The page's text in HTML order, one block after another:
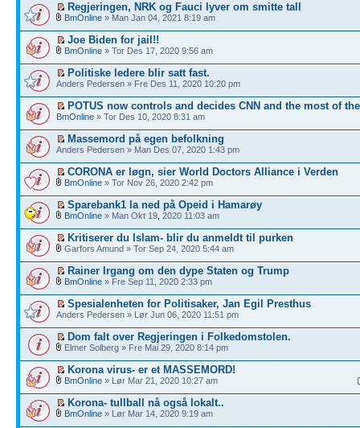
Regjeringen, NRK og Fauci lyver om smitte tall
BmOnline » Man Jan 04, 2021 8:19 am
Joe Biden for jail!!
BmOnline » Tor Des 17, 2020 9:56 am
Politiske ledere blir satt fast.
Anders Pedersen » Fre Des 11, 2020 10:20 pm
POTUS now controls and decides CNN and the most of
BmOnline » Tor Des 10, 2020 8:31 am
Massemord på egen befolkning
Anders Pedersen » Man Des 07, 2020 1:43 pm
CORONA er løgn, sier World Doctors Alliance i Verden
BmOnline » Tor Nov 26, 2020 2:42 pm
Sparebank1 la ned på Opeid i Hamarøy
BmOnline » Man Okt 19, 2020 11:03 am
Kritiserer du Islam- blir du anmeldt til purken
Garfors Amund » Tor Sep 24, 2020 5:44 am
Rainer Irgang om den dype Staten og Trump
BmOnline » Fre Sep 11, 2020 2:33 pm
Spesialenheten for Politisaker, Jan Egil Presthus
Anders Pedersen » Lør Jun 06, 2020 11:51 pm
Dom falt over Regjeringen i Folkedomstolen.
Elmer Solberg » Fre Mai 29, 2020 8:14 pm
Korona virus- er et MASSEMORD!
BmOnline » Lør Mar 21, 2020 10:27 am
Korona- tullball nå også lokalt..
BmOnline » Lør Mar 14, 2020 9:19 am